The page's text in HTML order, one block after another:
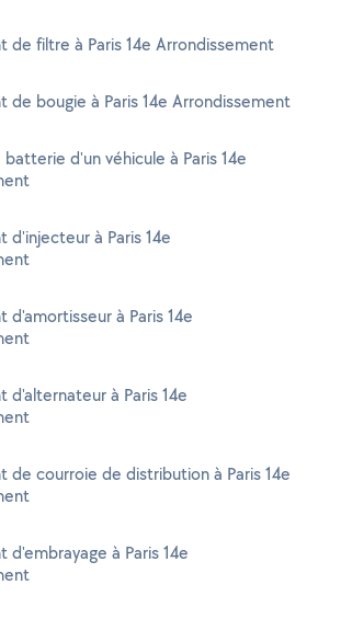
de filtre à Paris 14e Arrondissement
de bougie à Paris 14e Arrondissement
d'un véhicule à Paris 14e
d'injecteur à Paris 14e
d'amortisseur à Paris 14e
d'alternateur à Paris 14e
de courroie de distribution à Paris 14e
d'embrayage à Paris 14e